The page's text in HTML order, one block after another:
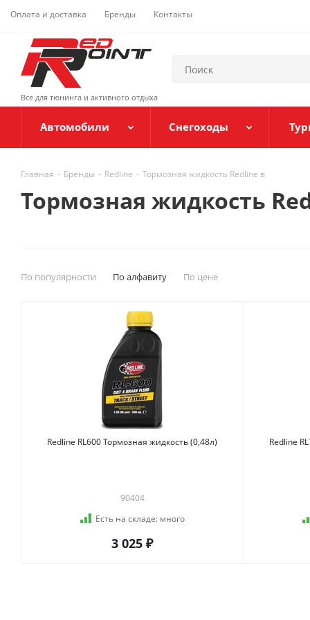
Оплата и доставка Бренды Контакты
Все для тюнинга и активного отдыха
Автомобили Снегоходы
Главная - Бренды - Redline - Тормозная жидкость Redline в
Тормозная жидкость
По популярности По алфавиту По цене
Redline RL600 Тормозная жидкость (0,48л)
90404
Есть на складе:много
3 025 ₽
Redline